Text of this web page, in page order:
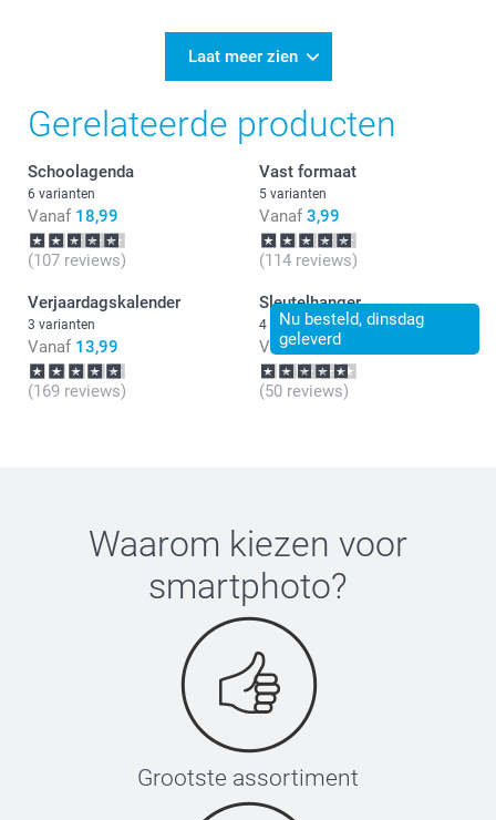
Laat meer zien
Gerelateerde producten
Schoolagenda
6 varianten
Vanaf 18,99
(107 reviews)
Vast formaat
5 varianten
Vanaf 3,99
(114 reviews)
Verjaardagskalender
3 varianten
Vanaf 13,99
(169 reviews)
Nu besteld, dinsdag
geleverd
Sleutelhanger
4 varianten
Vanaf 9,99
(50 reviews)
Waarom kiezen voor
smartphoto?
Grootste assortiment